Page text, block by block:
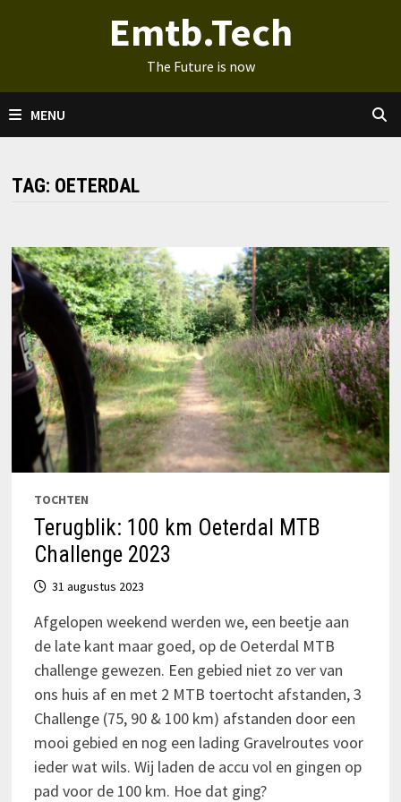
Emtb.Tech
The Future is now
MENU
TAG: OETERDAL
TOCHTEN
Terugblik: 100 km Oeterdal MTB
Challenge 2023
31 augustus 2023
Afgelopen weekend werden we, een beetje aan
de late kant maar goed, op de Oeterdal MTB
challenge gewezen. Een gebied niet zo ver van
ons huis af en met 2 MTB toertocht afstanden, 3
Challenge (75, 90 & 100 km) afstanden door een
mooi gebied en nog een lading Gravelroutes voor
ieder wat wils. Wij laden de accu vol en gingen op
pad voor de 100 km. Hoe dat ging?